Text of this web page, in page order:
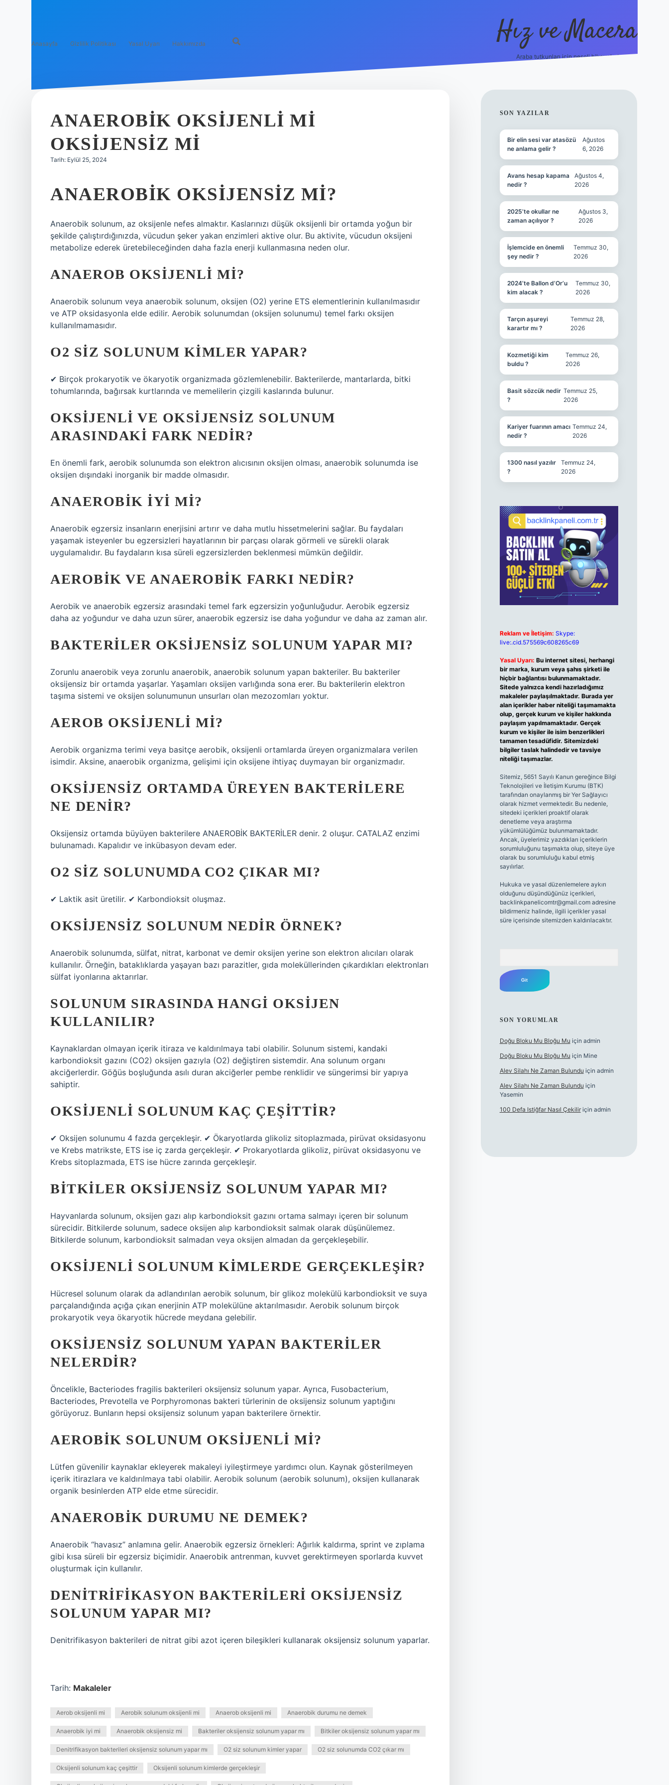
Anasayfa Gizlilik Politikası Yasal Uyarı Hakkımızda Hız ve Macera
Araba tutkunları için neşeli hikayeler!
ANAEROBIK OKSIJENLI MI
OKSIJENSIZ MI
Tarih: Eylül 25, 2024
ANAEROBIK OKSIJENSIZ MI?
Anaerobik solunum, az oksijenle nefes almaktır. Kaslarınızı düşük oksijenli bir ortamda yoğun bir
şekilde çalıştırdığınızda, vücudun şeker yakan enzimleri aktive olur. Bu aktivite, vücudun oksijeni
metabolize ederek üretebileceğinden daha fazla enerji kullanmasına neden olur.
ANAEROB OKSIJENLI MI?
Anaerobik solunum veya anaerobik solunum, oksijen (O2) yerine ETS elementlerinin kullanılmasıdır
ve ATP oksidasyonla elde edilir. Aerobik solunumdan (oksijen solunumu) temel farkı oksijen
kullanılmamasıdır.
O2 SIZ SOLUNUM KIMLER YAPAR?
✔ Birçok prokaryotik ve ökaryotik organizmada gözlemlenebilir. Bakterilerde, mantarlarda, bitki
tohumlarında, bağırsak kurtlarında ve memelilerin çizgili kaslarında bulunur.
OKSIJENLI VE OKSIJENSIZ SOLUNUM
ARASINDAKI FARK NEDIR?
En önemli fark, aerobik solunumda son elektron alıcısının oksijen olması, anaerobik solunumda ise
oksijen dışındaki inorganik bir madde olmasıdır.
ANAEROBIK IYI MI?
Anaerobik egzersiz insanların enerjisini artırır ve daha mutlu hissetmelerini sağlar. Bu faydaları
yaşamak isteyenler bu egzersizleri hayatlarının bir parçası olarak görmeli ve sürekli olarak
uygulamalıdır. Bu faydaların kısa süreli egzersizlerden beklenmesi mümkün değildir.
AEROBIK VE ANAEROBIK FARKI NEDIR?
Aerobik ve anaerobik egzersiz arasındaki temel fark egzersizin yoğunluğudur. Aerobik egzersiz
daha az yoğundur ve daha uzun sürer, anaerobik egzersiz ise daha yoğundur ve daha az zaman alır.
BAKTERILER OKSIJENSIZ SOLUNUM YAPAR MI?
Zorunlu anaerobik veya zorunlu anaerobik, anaerobik solunum yapan bakteriler. Bu bakteriler
oksijensiz bir ortamda yaşarlar. Yaşamları oksijen varlığında sona erer. Bu bakterilerin elektron
taşıma sistemi ve oksijen solunumunun unsurları olan mezozomları yoktur.
AEROB OKSIJENLI MI?
Aerobik organizma terimi veya basitçe aerobik, oksijenli ortamlarda üreyen organizmalara verilen
isimdir. Aksine, anaerobik organizma, gelişimi için oksijene ihtiyaç duymayan bir organizmadır.
OKSIJENSIZ ORTAMDA ÜREYEN BAKTERILERE
NE DENIR?
Oksijensiz ortamda büyüyen bakterilere ANAEROBİK BAKTERİLER denir. 2 oluşur. CATALAZ enzimi
bulunamadı. Kapalıdır ve inkübasyon devam eder.
O2 SIZ SOLUNUMDA CO2 ÇIKAR MI?
✔ Laktik asit üretilir. ✔ Karbondioksit oluşmaz.
OKSIJENSIZ SOLUNUM NEDIR ÖRNEK?
Anaerobik solunumda, sülfat, nitrat, karbonat ve demir oksijen yerine son elektron alıcıları olarak
kullanılır. Örneğin, bataklıklarda yaşayan bazı parazitler, gıda moleküllerinden çıkardıkları elektronları
sülfat iyonlarına aktarırlar.
SOLUNUM SIRASINDA HANGI OKSIJEN
KULLANILIR?
Kaynaklardan olmayan içerik itiraza ve kaldırılmaya tabi olabilir. Solunum sistemi, kandaki
karbondioksit gazını (CO2) oksijen gazıyla (O2) değiştiren sistemdir. Ana solunum organı
akciğerlerdir. Göğüs boşluğunda asılı duran akciğerler pembe renklidir ve süngerimsi bir yapıya
sahiptir.
OKSIJENLI SOLUNUM KAÇ ÇEŞITTIR?
✔ Oksijen solunumu 4 fazda gerçekleşir. ✔ Ökaryotlarda glikoliz sitoplazmada, pirüvat oksidasyonu
ve Krebs matrikste, ETS ise iç zarda gerçekleşir. ✔ Prokaryotlarda glikoliz, pirüvat oksidasyonu ve
Krebs sitoplazmada, ETS ise hücre zarında gerçekleşir.
BITKILER OKSIJENSIZ SOLUNUM YAPAR MI?
Hayvanlarda solunum, oksijen gazı alıp karbondioksit gazını ortama salmayı içeren bir solunum
sürecidir. Bitkilerde solunum, sadece oksijen alıp karbondioksit salmak olarak düşünülemez.
Bitkilerde solunum, karbondioksit salmadan veya oksijen almadan da gerçekleşebilir.
OKSIJENLI SOLUNUM KIMLERDE GERÇEKLEŞIR?
Hücresel solunum olarak da adlandırılan aerobik solunum, bir glikoz molekülü karbondioksit ve suya
parçalandığında açığa çıkan enerjinin ATP molekülüne aktarılmasıdır. Aerobik solunum birçok
prokaryotik veya ökaryotik hücrede meydana gelebilir.
OKSIJENSIZ SOLUNUM YAPAN BAKTERILER
NELERDIR?
Öncelikle, Bacteriodes fragilis bakterileri oksijensiz solunum yapar. Ayrıca, Fusobacterium,
Bacteriodes, Prevotella ve Porphyromonas bakteri türlerinin de oksijensiz solunum yaptığını
görüyoruz. Bunların hepsi oksijensiz solunum yapan bakterilere örnektir.
AEROBIK SOLUNUM OKSIJENLI MI?
Lütfen güvenilir kaynaklar ekleyerek makaleyi iyileştirmeye yardımcı olun. Kaynak gösterilmeyen
içerik itirazlara ve kaldırılmaya tabi olabilir. Aerobik solunum (aerobik solunum), oksijen kullanarak
organik besinlerden ATP elde etme sürecidir.
ANAEROBIK DURUMU NE DEMEK?
Anaerobik “havasız” anlamına gelir. Anaerobik egzersiz örnekleri: Ağırlık kaldırma, sprint ve zıplama
gibi kısa süreli bir egzersiz biçimidir. Anaerobik antrenman, kuvvet gerektirmeyen sporlarda kuvvet
oluşturmak için kullanılır.
DENITRIFIKASYON BAKTERILERI OKSIJENSIZ
SOLUNUM YAPAR MI?
Denitrifikasyon bakterileri de nitrat gibi azot içeren bileşikleri kullanarak oksijensiz solunum yaparlar.
Tarih: Makaleler
Aerob oksijenli mi Aerobik solunum oksijenli mi Anaerob oksijenli mi Anaerobik durumu ne demek
Anaerobik iyi mi Anaerobik oksijensiz mi Bakteriler oksijensiz solunum yapar mı Bitkiler oksijensiz solunum yapar mı
Denitrifikasyon bakterileri oksijensiz solunum yapar mı O2 siz solunum kimler yapar O2 siz solunumda CO2 çıkar mı
Oksijenli solunum kaç çeşittir Oksijenli solunum kimlerde gerçekleşir
SIDEBAR
SON YAZILAR
Bir elin sesi var atasözü
ne anlama gelir ?
Ağustos
6, 2026
Avans hesap kapama
nedir ?
Ağustos 4,
2026
2025’te okullar ne
zaman açılıyor ?
Ağustos 3,
2026
İşlemcide en önemli
şey nedir ?
Temmuz 30,
2026
2024’te Ballon d’Or’u
kim alacak ?
Temmuz 30,
2026
Tarçın aşureyi
karartır mı ?
Temmuz 28,
2026
Kozmetiği kim
buldu ?
Temmuz 26,
2026
Basit sözcük nedir
?
Temmuz 25,
2026
Kariyer fuarının amacı
nedir ?
Temmuz 24,
2026
1300 nasıl yazılır
?
Temmuz 24,
2026
Reklam ve İletişim: Skype:
live:.cid.575569c608265c69
Yasal Uyarı: Bu internet sitesi, herhangi
bir marka, kurum veya şahıs şirketi ile
hiçbir bağlantısı bulunmamaktadır.
Sitede yalnızca kendi hazırladığımız
makaleler paylaşılmaktadır. Burada yer
alan içerikler haber niteliği taşımamakta
olup, gerçek kurum ve kişiler hakkında
paylaşım yapılmamaktadır. Gerçek
kurum ve kişiler ile isim benzerlikleri
tamamen tesadüfidir. Sitemizdeki
bilgiler taslak halindedir ve tavsiye
niteliği taşımazlar.
Sitemiz, 5651 Sayılı Kanun gereğince Bilgi
Teknolojileri ve İletişim Kurumu (BTK)
tarafından onaylanmış bir Yer Sağlayıcı
olarak hizmet vermektedir. Bu nedenle,
sitedeki içerikleri proaktif olarak
denetleme veya araştırma
yükümlülüğümüz bulunmamaktadır.
Ancak, üyelerimiz yazdıkları içeriklerin
sorumluluğunu taşımakta olup, siteye üye
olarak bu sorumluluğu kabul etmiş
sayılırlar.
Hukuka ve yasal düzenlemelere aykırı
olduğunu düşündüğünüz içerikleri,
backlinkpanelicomtr@gmail.comadresine
bildirmeniz halinde, ilgili içerikler yasal
süre içerisinde sitemizden kaldırılacaktır.
SON YORUMLAR
Doğu Bloku Mu Bloğu Mu için admin
Doğu Bloku Mu Bloğu Mu için Mine
Alev Silahı Ne Zaman Bulundu için admin
Alev Silahı Ne Zaman Bulundu için
Yasemin
100 Defa Istiğfar Nasıl Çekiliriçin admin